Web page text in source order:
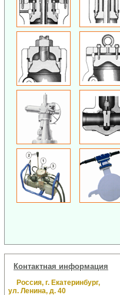
Контактная информация
Россия, г. Екатеринбург,
ул. Ленина, д. 40